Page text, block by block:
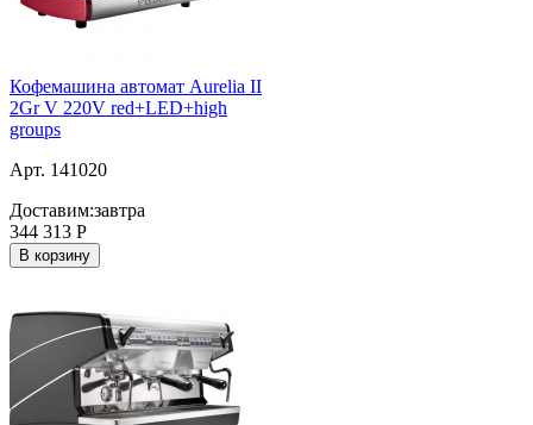
Кофемашина автомат Aurelia II
2Gr V 220V red+LED+high
groups
Арт. 141020
Доставим:завтра
344 313 Р
В корзину